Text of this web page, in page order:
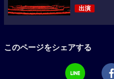
出演
このページをシェアする